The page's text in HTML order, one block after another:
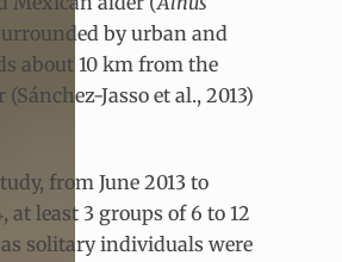
by urban and
about 10 km from the
Jasso et al., 2013)
from June 2013 to
at least 3 groups of 6 to 12
solitary individuals were